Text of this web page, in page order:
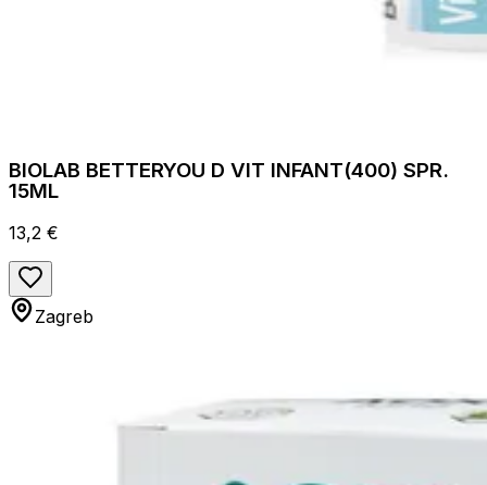
BIOLAB BETTERYOU D VIT INFANT(400) SPR.
15ML
13,2 €
Zagreb